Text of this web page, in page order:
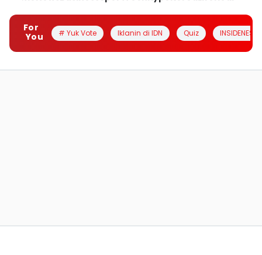
For
You
# Yuk Vote Iklanin di IDN Quiz INSIDENESIA